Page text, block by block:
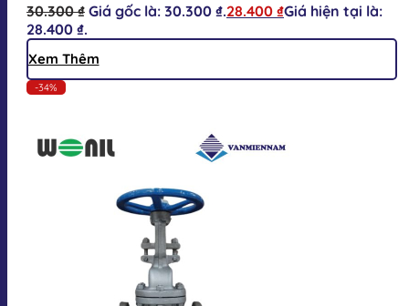
30.300₫ Giá gốc là: 30.300 ₫.28.400 ₫Giá hiện tại là:
28.400 ₫.
Xem Thêm
-34%